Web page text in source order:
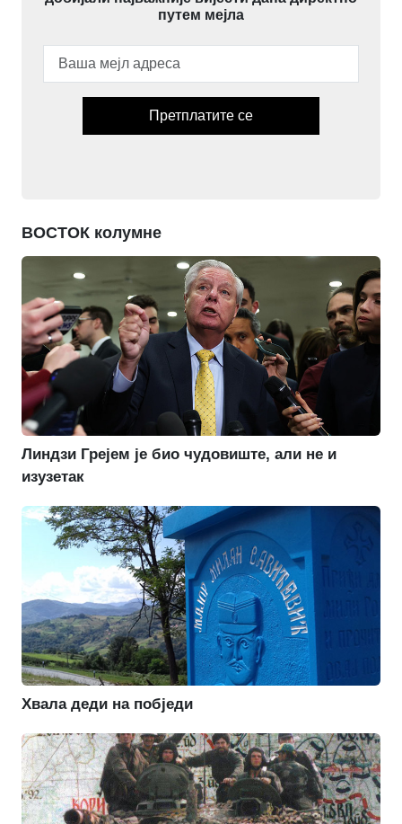
путем мејла
Претплатите се
ВОСТОК колумне
Линдзи Грејем је био чудовиште, али не и
изузетак
Хвала деди на побједи